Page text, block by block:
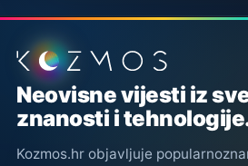
Podnožje stranice
Neovisne vijesti iz
znanosti i
Kozmos.hr objavljuje